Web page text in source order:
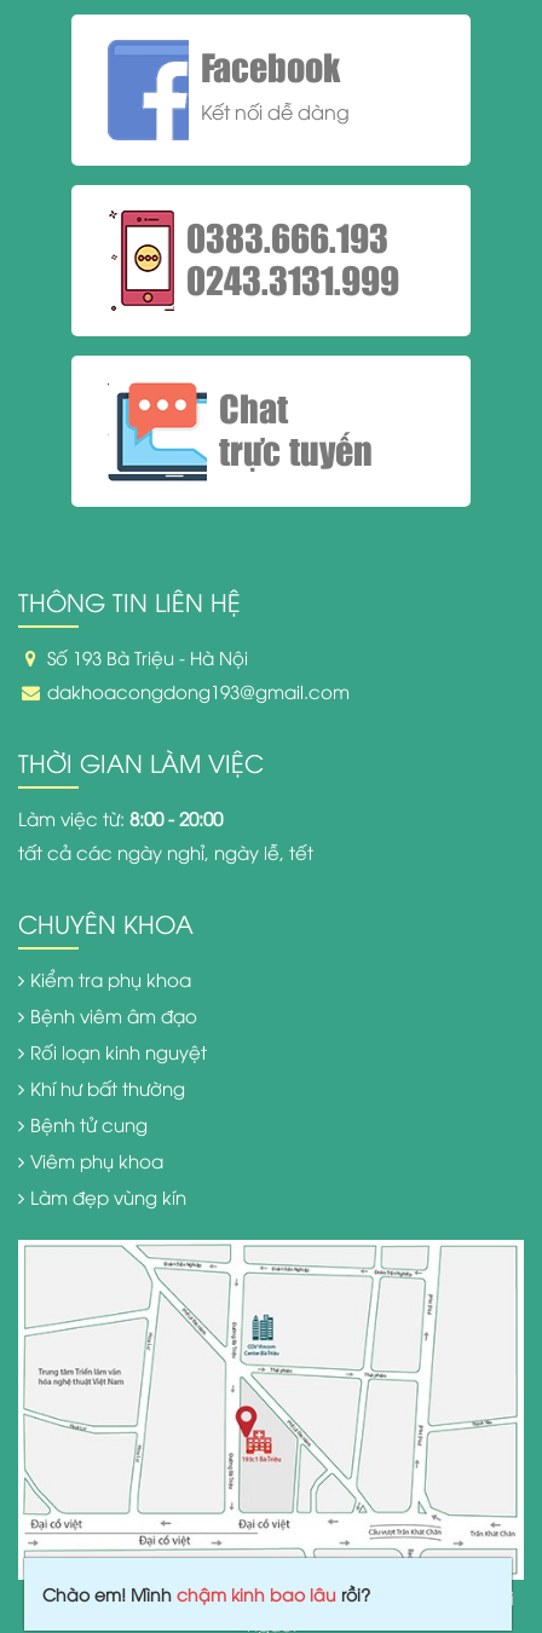
Facebook
Kết nối dễ dàng
0383.666.193
0243.3131.999
Chat
trực tuyến
THÔNG TIN LIÊN HỆ
Số 193 Bà Triệu - Hà Nội
dakhoacongdong193@gmail.com
THỜI GIAN LÀM VIỆC
Làm việc từ: 8:00 - 20:00
tất cả các ngày nghỉ, ngày lễ, tết
CHUYÊN KHOA
Kiểm tra phụ khoa
Bệnh viêm âm đạo
Rối loạn kinh nguyệt
Khí hư bất thường
Bệnh tử cung
Viêm phụ khoa
Làm đẹp vùng kín
(Hiệu quả điều trị và hồi phục tùy thuộc vào cơ địa mỗi
Chào em! Mình chậm kinh bao lâurồi?